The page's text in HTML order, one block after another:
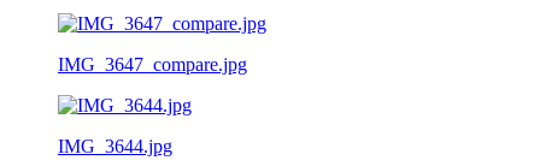
IMG_3647_compare.jpg
IMG_3644.jpg